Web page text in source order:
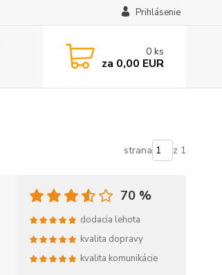
Prihlásenie
0 ks
za 0,00 EUR
strana z 1
70 %
dodacia lehota
kvalita dopravy
kvalita komunikácie